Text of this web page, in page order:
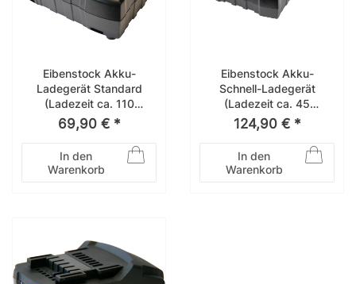
Eibenstock Akku-
Ladegerät Standard
(Ladezeit ca. 110
Minuten) – 37734000
69,90 € *
In den
Warenkorb
Eibenstock Akku-
Schnell-Ladegerät
(Ladezeit ca. 45
Minuten) – 37732000
124,90 € *
In den
Warenkorb